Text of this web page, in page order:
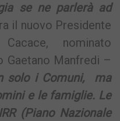
se ne parlerà ad
il nuovo Presidente
nominato
Gaetano Manfredi –
solo i Comuni, ma
e le famiglie. Le
(Piano Nazionale